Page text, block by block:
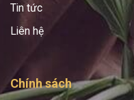
Tin tức
Liên hệ
Chính sách